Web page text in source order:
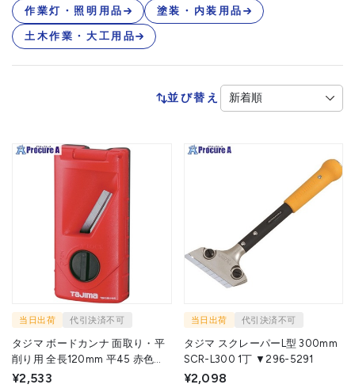
作業灯・照明用品 塗装・内装用品
土木作業・大工用品
並び替え
当日出荷 代引決済不可
タジマ ボードカンナ 面取り・平
削り用 全長120mm 平45 赤色
¥2,533
当日出荷 代引決済不可
タジマ スクレーパーL型 300mm
SCR-L300 1丁 ▼296-5291
¥2,098